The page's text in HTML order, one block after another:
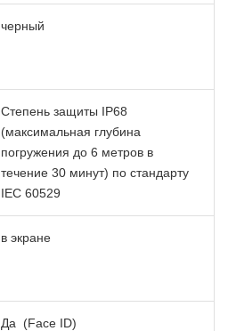
черный
Степень защиты IP68
(максимальная глубина
погружения до 6 метров в
течение 30 минут) по стандарту
IEC 60529
в экране
Да (Face ID)